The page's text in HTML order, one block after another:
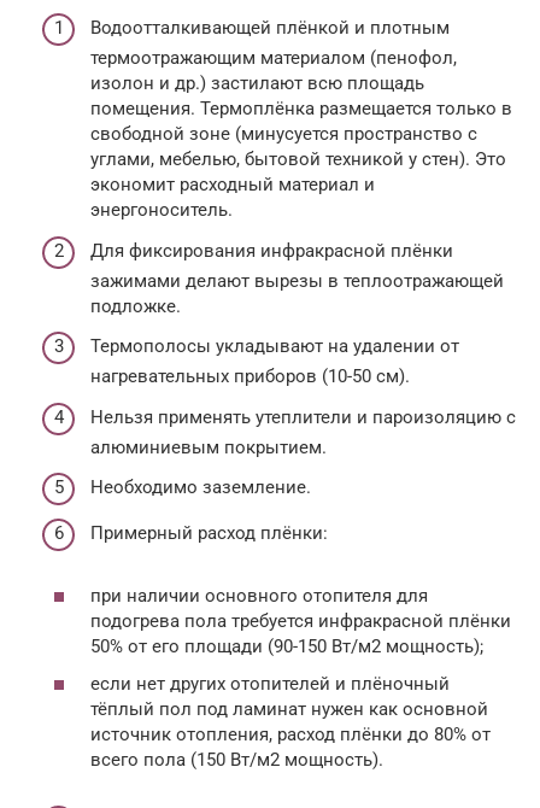
Водоотталкивающей плёнкой и плотным
термоотражающим материалом (пенофол,
изолон и др.) застилают всю площадь
помещения. Термоплёнка размещается только в
свободной зоне (минусуется пространство с
углами, мебелью, бытовой техникой у стен). Это
экономит расходный материал и
энергоноситель.
Для фиксирования инфракрасной плёнки
зажимами делают вырезы в теплоотражающей
подложке.
Термополосы укладывают на удалении от
нагревательных приборов (10-50 см).
Нельзя применять утеплители и пароизоляцию с
алюминиевым покрытием.
Необходимо заземление.
Примерный расход плёнки:
при наличии основного отопителя для
подогрева пола требуется инфракрасной плёнки
50% от его площади (90-150 Вт/м2 мощность);
если нет других отопителей и плёночный
тёплый пол под ламинат нужен как основной
источник отопления, расход плёнки до 80% от
всего пола (150 Вт/м2 мощность).